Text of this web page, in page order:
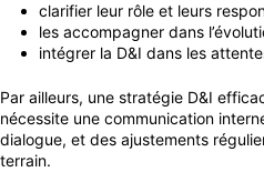
clarifier leur rôle et leurs
les accompagner dans
intégrer la D&I dans les
Par ailleurs, une stratégie D&I
nécessite une communication
dialogue, et des ajustements
terrain.